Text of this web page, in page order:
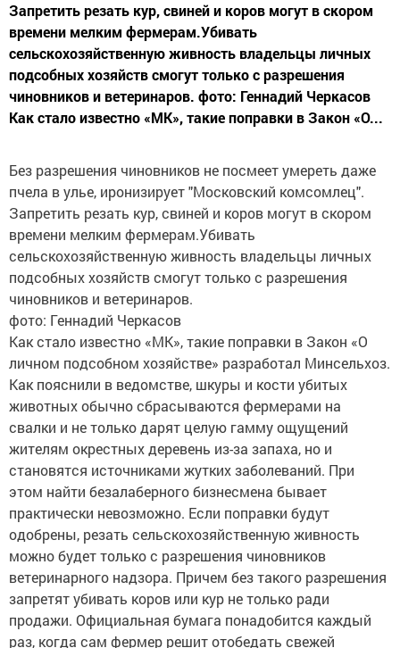
Запретить резать кур, свиней и коров могут в скором
времени мелким фермерам.Убивать
сельскохозяйственную живность владельцы личных
подсобных хозяйств смогут только с разрешения
чиновников и ветеринаров. фото: Геннадий Черкасов
Как стало известно «МК», такие поправки в Закон «О...
Без разрешения чиновников не посмеет умереть даже
пчела в улье, иронизирует "Московский комсомлец".
Запретить резать кур, свиней и коров могут в скором
времени мелким фермерам.Убивать
сельскохозяйственную живность владельцы личных
подсобных хозяйств смогут только с разрешения
чиновников и ветеринаров.
фото: Геннадий Черкасов
Как стало известно «МК», такие поправки в Закон «О
личном подсобном хозяйстве» разработал Минсельхоз.
Как пояснили в ведомстве, шкуры и кости убитых
животных обычно сбрасываются фермерами на
свалки и не только дарят целую гамму ощущений
жителям окрестных деревень из-за запаха, но и
становятся источниками жутких заболеваний. При
этом найти безалаберного бизнесмена бывает
практически невозможно. Если поправки будут
одобрены, резать сельскохозяйственную живность
можно будет только с разрешения чиновников
ветеринарного надзора. Причем без такого разрешения
запретят убивать коров или кур не только ради
продажи. Официальная бумага понадобится каждый
раз, когда сам фермер решит отобедать свежей